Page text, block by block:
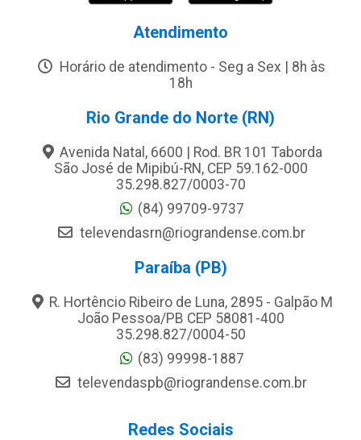
Atendimento
Horário de atendimento - Seg a Sex | 8h às
18h
Rio Grande do Norte (RN)
Avenida Natal, 6600 | Rod. BR 101 Taborda
São José de Mipibú-RN, CEP 59.162-000
35.298.827/0003-70
(84) 99709-9737
televendasrn@riograndense.com.br
Paraíba (PB)
R. Hortêncio Ribeiro de Luna, 2895 - Galpão M
João Pessoa/PB CEP 58081-400
35.298.827/0004-50
(83) 99998-1887
televendaspb@riograndense.com.br
Redes Sociais